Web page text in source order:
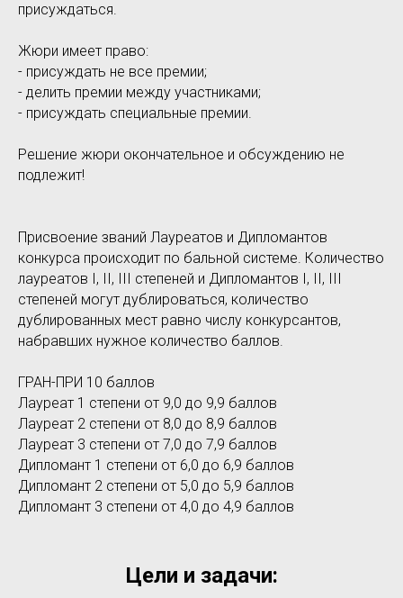
присуждаться.
Жюри имеет право:
- присуждать не все премии;
- делить премии между участниками;
- присуждать специальные премии.
Решение жюри окончательное и обсуждению не
подлежит!
Присвоение званий Лауреатов и Дипломантов
конкурса происходит по бальной системе. Количество
лауреатов I, II, III степеней и Дипломантов I, II, III
степеней могут дублироваться, количество
дублированных мест равно числу конкурсантов,
набравших нужное количество баллов.
ГРАН-ПРИ 10 баллов
Лауреат 1 степени от 9,0 до 9,9 баллов
Лауреат 2 степени от 8,0 до 8,9 баллов
Лауреат 3 степени от 7,0 до 7,9 баллов
Дипломант 1 степени от 6,0 до 6,9 баллов
Дипломант 2 степени от 5,0 до 5,9 баллов
Дипломант 3 степени от 4,0 до 4,9 баллов
Цели и задачи: